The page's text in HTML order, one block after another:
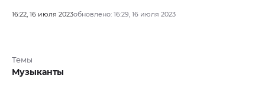
16:22, 16 июля 2023обновлено: 16:29, 16 июля 2023
Темы
Музыканты